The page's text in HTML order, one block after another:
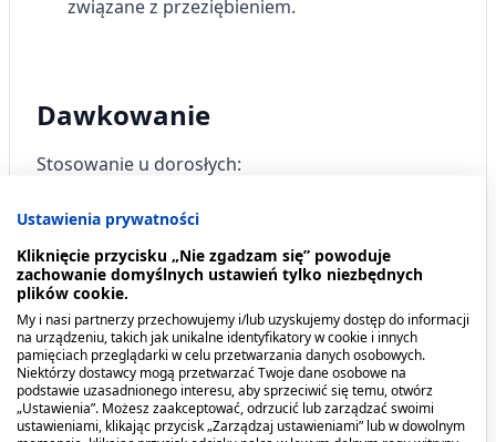
związane z przeziębieniem.
Dawkowanie
Stosowanie u dorosłych:
Jednorazowo - 220 mg, co 8 do 12 godzin do
zastosowanie dawki początkowej 440 mg, a
następnie 220 mg po upływie 12 godzin może
spowodować zwiększenie działania
przeciwbólowego. Nie wolno przekraczać dawki
dobowej wynoszącej 660 mg, chyba że lekarz
zdecyduje inaczej.
Ustawienia prywatności
Kliknięcie przycisku „Nie zgadzam się” powoduje
zachowanie domyślnych ustawień tylko niezbędnych
plików cookie.
My i nasi partnerzy przechowujemy i/lub uzyskujemy dostęp do informacji
na urządzeniu, takich jak unikalne identyfikatory w cookie i innych
pamięciach przeglądarki w celu przetwarzania danych osobowych.
Niektórzy dostawcy mogą przetwarzać Twoje dane osobowe na
podstawie uzasadnionego interesu, aby sprzeciwić się temu, otwórz
„Ustawienia”. Możesz zaakceptować, odrzucić lub zarządzać swoimi
ustawieniami, klikając przycisk „Zarządzaj ustawieniami” lub w dowolnym